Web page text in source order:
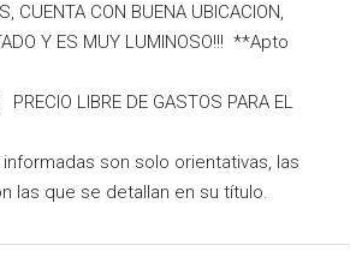
CUENTA CON BUENA UBICACION,
Y ES MUY LUMINOSO!!! **Apto
PRECIO LIBRE DE GASTOS PARA EL
son solo orientativas, las
las que se detallan en su título.